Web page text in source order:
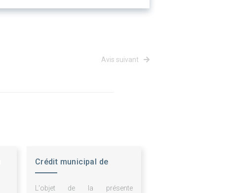
Avis suivant
Crédit municipal de
L'objet de la présente